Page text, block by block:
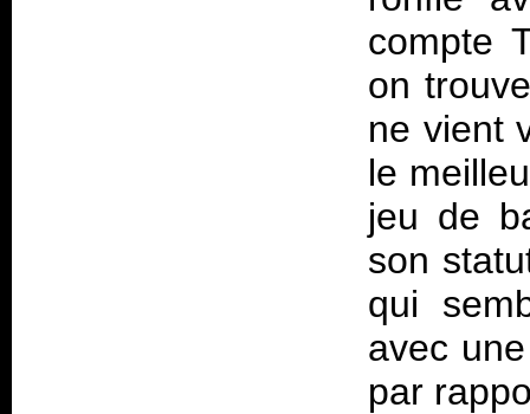
compte
on
ne vient
le
jeu de
son
qui
avec
par